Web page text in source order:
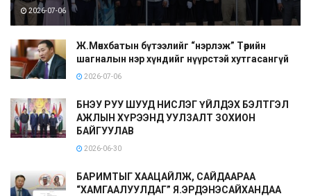
2026-07-06
Ж.Мөнхбатын бүтээлийг “нэрлэж” Төрийн
шагналын нэр хүндийг нүүрстэй хутгасангүй
2026-07-06
БНЭУ РУУ ШУУД НИСЛЭГ ҮЙЛДЭХ БЭЛТГЭЛ
АЖЛЫН ХҮРЭЭНД УУЛЗАЛТ ЗОХИОН
БАЙГУУЛАВ
2026-06-30
БАРИМТЫГ ХААЦАЙЛЖ, САЙДААРАА
“ХАМГААЛУУЛДАГ” Я.ЭРДЭНЭСАЙХАНДАА